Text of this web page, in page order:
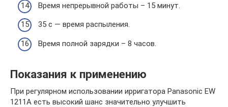
Время непрерывной работы – 15 минут.
35 с — время распыления.
Время полной зарядки – 8 часов.
Показания к применению
При регулярном использовании ирригатора Panasonic EW
1211A есть высокий шанс значительно улучшить